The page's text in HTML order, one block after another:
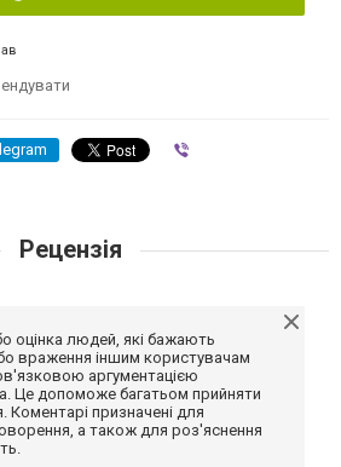
Рецензія
оцінка людей, які бажають
враження іншим користувачам
аргументацією
Це допоможе багатьом прийняти
Коментарі призначені для
а також для роз'яснення